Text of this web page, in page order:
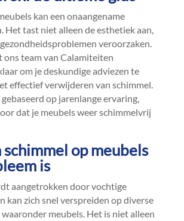
kan een onaangename
Het tast niet alleen de esthetiek aan,
veroorzaken.​
ons team van Calamiteiten
om je deskundige adviezen te
effectief verwijderen van schimmel.​
op jarenlange ervaring,
dat je meubels weer schimmelvrij
op meubels
is
aangetrokken door vochtige
kan zich snel verspreiden op diverse
meubels.​ Het is niet alleen